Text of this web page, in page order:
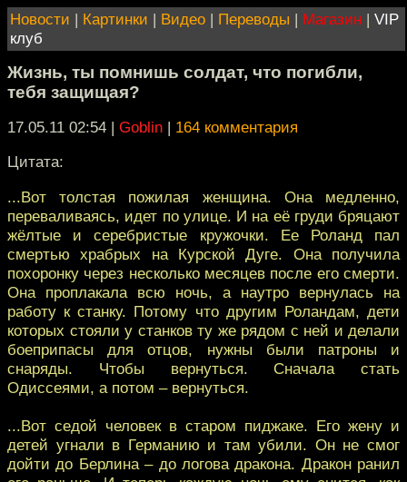
Новости | Картинки | Видео | Переводы | Магазин | VIP
клуб
Жизнь, ты помнишь солдат, что погибли,
тебя защищая?
17.05.11 02:54 | Goblin | 164 комментария
Цитата:
...Вот толстая пожилая женщина. Она медленно,
переваливаясь, идет по улице. И на её груди бряцают
жёлтые и серебристые кружочки. Ее Роланд пал
смертью храбрых на Курской Дуге. Она получила
похоронку через несколько месяцев после его смерти.
Она проплакала всю ночь, а наутро вернулась на
работу к станку. Потому что другим Роландам, дети
которых стояли у станков ту же рядом с ней и делали
боеприпасы для отцов, нужны были патроны и
снаряды. Чтобы вернуться. Сначала стать
Одиссеями, а потом – вернуться.
...Вот седой человек в старом пиджаке. Его жену и
детей угнали в Германию и там убили. Он не смог
дойти до Берлина – до логова дракона. Дракон ранил